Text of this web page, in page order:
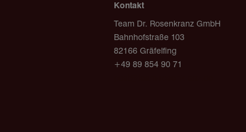
Kontakt
Team Dr. Rosenkranz GmbH
Bahnhofstraße 103
82166 Gräfelfing
+49 89 854 90 71